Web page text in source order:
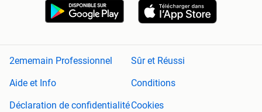
2ememain Professionnel
Sûr et Réussi
Aide et Info
Conditions
Déclaration de confidentialitéCookies